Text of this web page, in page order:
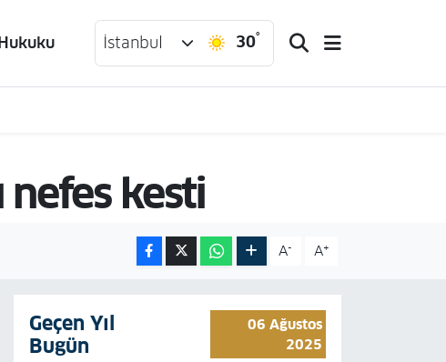
İstanbul 30°
nefes kesti
A- A+
Geçen Yıl
Bugün
06 Ağustos
2025